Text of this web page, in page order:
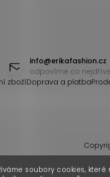
soubory cookies,
info@erikafashion.cz
odpovíme co nejdříve
zbožíDoprava a platba